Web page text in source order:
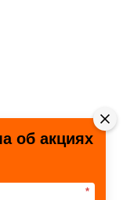
об акциях
*